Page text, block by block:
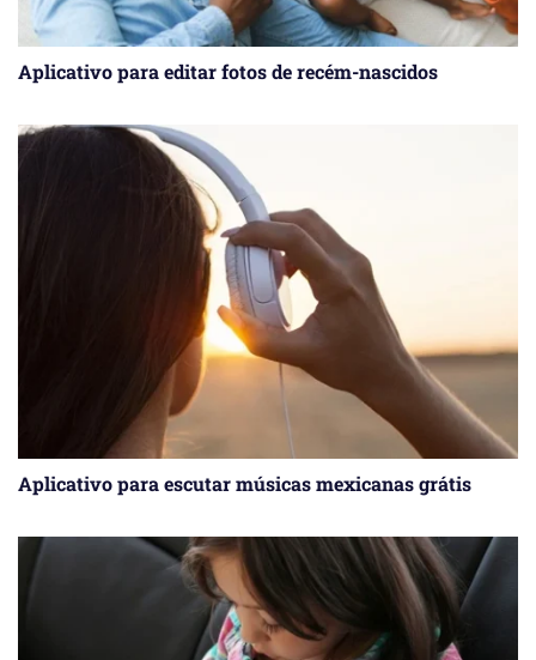
Aplicativo para editar fotos de recém-nascidos
Aplicativo para escutar músicas mexicanas grátis